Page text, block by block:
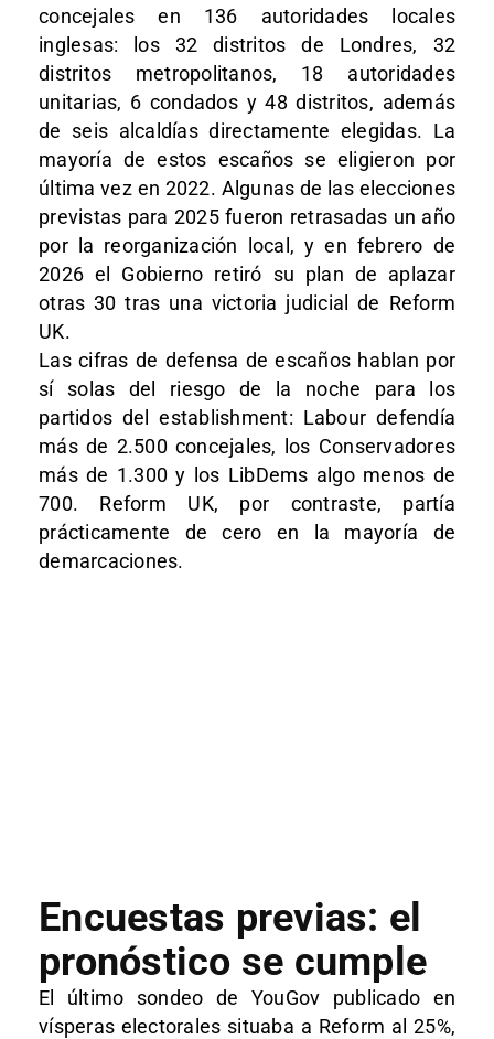
concejales en 136 autoridades locales
inglesas: los 32 distritos de Londres, 32
distritos metropolitanos, 18 autoridades
unitarias, 6 condados y 48 distritos, además
de seis alcaldías directamente elegidas. La
mayoría de estos escaños se eligieron por
última vez en 2022. Algunas de las elecciones
previstas para 2025 fueron retrasadas un año
por la reorganización local, y en febrero de
2026 el Gobierno retiró su plan de aplazar
otras 30 tras una victoria judicial de Reform
UK.
Las cifras de defensa de escaños hablan por
sí solas del riesgo de la noche para los
partidos del establishment: Labour defendía
más de 2.500 concejales, los Conservadores
más de 1.300 y los LibDems algo menos de
700. Reform UK, por contraste, partía
prácticamente de cero en la mayoría de
demarcaciones.
Encuestas previas: el
pronóstico se cumple
El último sondeo de YouGov publicado en
vísperas electorales situaba a Reform al 25%,